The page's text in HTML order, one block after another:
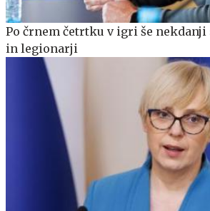
Po črnem četrtku v igri še
in legionarji